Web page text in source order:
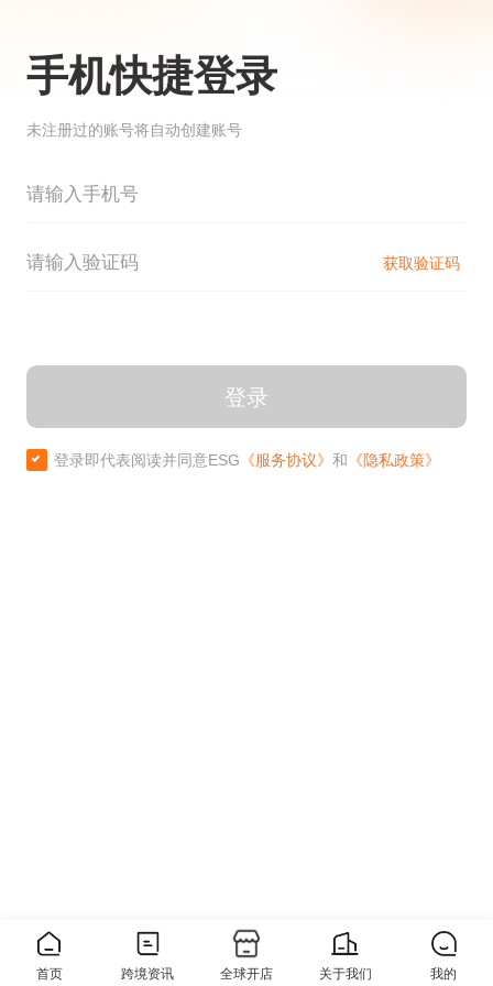
手机快捷登录
未注册过的账号将自动创建账号
获取验证码
登录
登录即代表阅读并同意ESG 《服务协议》 和 《隐私政策》
首页 跨境资讯 全球开店 关于我们 我的